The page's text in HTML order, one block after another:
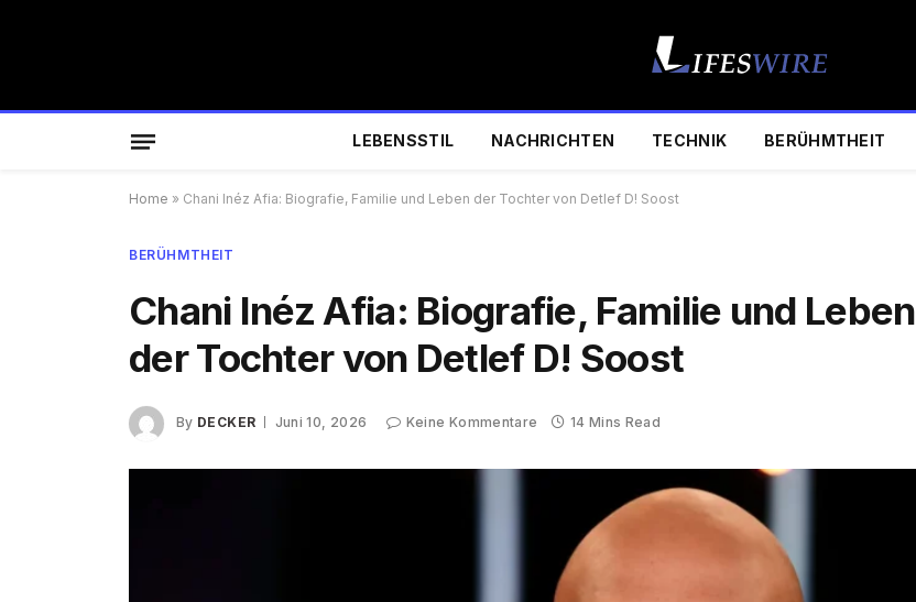
LEBENSSTIL NACHRICHTEN TECHNIK BERÜHMTHEIT
Home » Chani Inéz Afia: Biografie, Familie und Leben der Tochter von Detlef D! Soost
BERÜHMTHEIT
Chani Inéz Afia: Biografie, Familie und Leben
der Tochter von Detlef D! Soost
By DECKER Juni 10, 2026 Keine Kommentare 14 Mins Read